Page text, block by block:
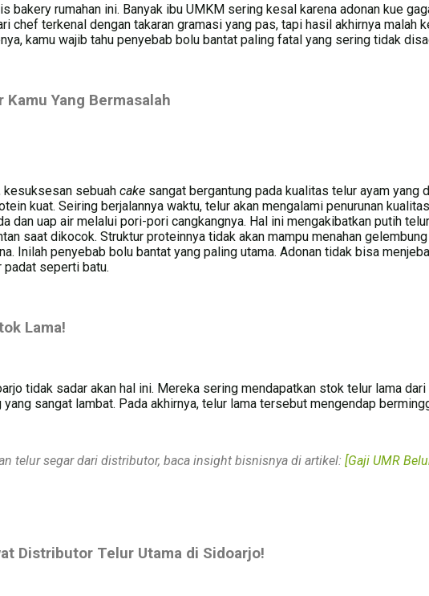
bakery rumahan ini. Banyak ibu UMKM sering kesal karena adonan kue
chef terkenal dengan takaran gramasi yang pas, tapi hasil akhirnya malah
kamu wajib tahu penyebab bolu bantat paling fatal yang sering tidak
Yang Bermasalah
kesuksesan sebuah cake sangat bergantung pada kualitas telur ayam yang
kuat. Seiring berjalannya waktu, telur akan mengalami penurunan
dan uap air melalui pori-pori cangkangnya. Hal ini mengakibatkan putih
saat dikocok. Struktur proteinnya tidak akan mampu menahan
Inilah penyebab bolu bantat yang paling utama. Adonan tidak bisa
padat seperti batu.
Lama!
tidak sadar akan hal ini. Mereka sering mendapatkan stok telur lama
sangat lambat. Pada akhirnya, telur lama tersebut mengendap
telur segar dari distributor, baca insight bisnisnya di artikel: [Gaji UMR
Distributor Telur Utama di Sidoarjo!